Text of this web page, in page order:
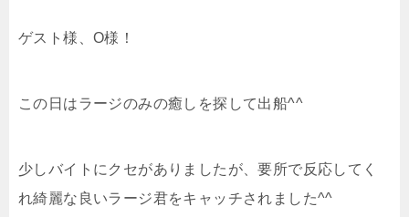
ゲスト様、O様！
この日はラージのみの癒しを探して出船^^
少しバイトにクセがありましたが、要所で反応してく
れ綺麗な良いラージ君をキャッチされました^^